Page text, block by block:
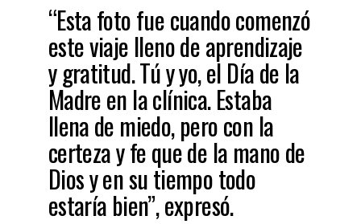
“Esta foto fue cuando comenzó
este viaje lleno de aprendizaje
y gratitud. Tú y yo, el Día de la
Madre en la clínica. Estaba
llena de miedo, pero con la
certeza y fe que de la mano de
Dios y en su tiempo todo
estaría bien”, expresó.